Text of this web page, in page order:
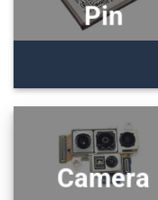
Pin
Camera